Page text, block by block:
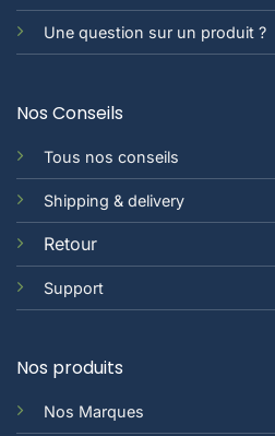
Une question sur un produit ?
Nos Conseils
Tous nos conseils
Shipping & delivery
Retour
Support
Nos produits
Nos Marques